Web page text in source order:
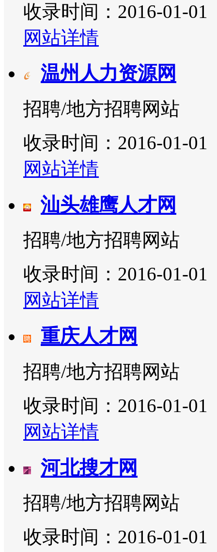
收录时间：2016-01-01
网站详情
温州人力资源网
招聘/地方招聘网站
收录时间：2016-01-01
网站详情
汕头雄鹰人才网
招聘/地方招聘网站
收录时间：2016-01-01
网站详情
重庆人才网
招聘/地方招聘网站
收录时间：2016-01-01
网站详情
河北搜才网
招聘/地方招聘网站
收录时间：2016-01-01